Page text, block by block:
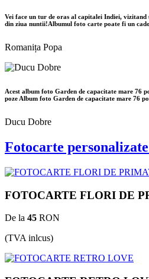
Vei face un tur de oras al capitalei Indiei,
din ziua nuntii!Albumul foto carte poate fi un
Romanița Popa
Acest album foto Garden de capacitate mare 76
poze Album foto Garden de capacitate mare 76
Ducu Dobre
Fotocarte
FOTOCARTE FLORI DE
De la 45 RON
(TVA inlcus)